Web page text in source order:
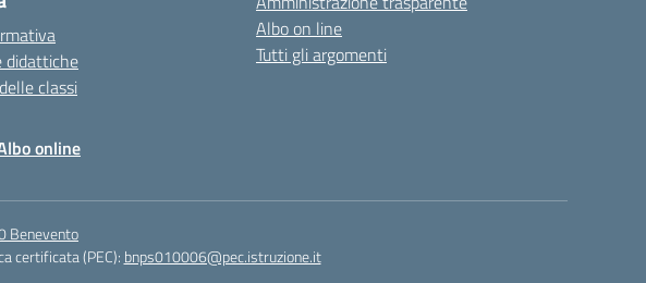
didattiche
classi
Albo on line
Tutti gli argomenti
online
Benevento
certificata (PEC): bnps010006@pec.istruzione.it